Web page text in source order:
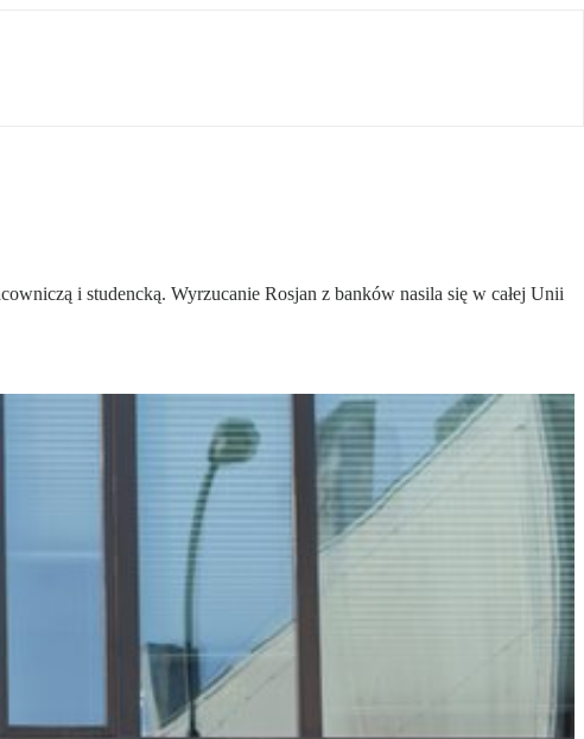
i studencką. Wyrzucanie Rosjan z banków nasila się w całej Unii